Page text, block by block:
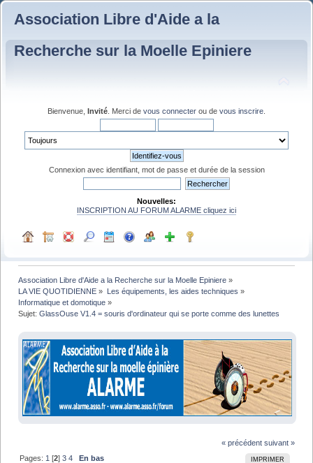
Association Libre d'Aide a la
Recherche sur la Moelle Epiniere
Bienvenue, Invité . Merci de vous connecter ou de vous inscrire
Connexion avec identifiant, mot de passe et durée de la session
Nouvelles:
INSCRIPTION AU FORUM ALARME cliquez ici
Association Libre d'Aide a la Recherche sur la Moelle Epiniere »
LA VIE QUOTIDIENNE » Les équipements, les aides techniques »
Informatique et domotique »
Sujet:GlassOuse V1.4 = souris d'ordinateur qui se porte comme des lunettes
« précédent suivant »
IMPRIMER
Pages: 1 [2]3 4 En bas